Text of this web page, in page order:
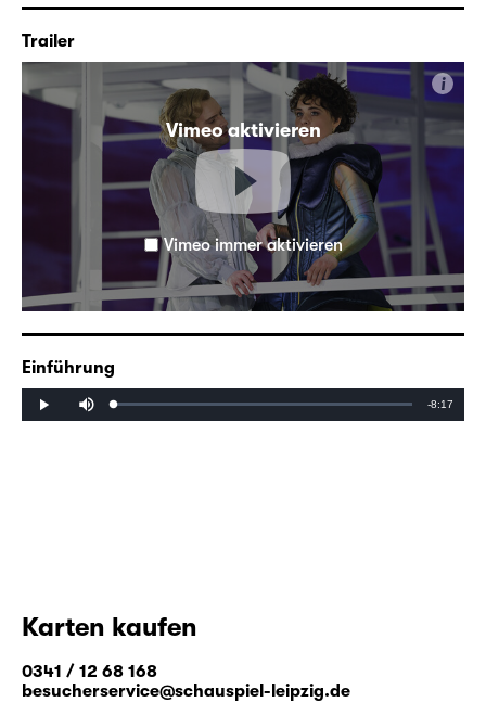
Trailer
Vimeo aktivieren
i
Vimeo immer aktivieren
Einführung
Play Loaded:
Progress:
Remaining
-8:17
Karten kaufen
0341 / 12 68 168
besucherservice@schauspiel-leipzig.de